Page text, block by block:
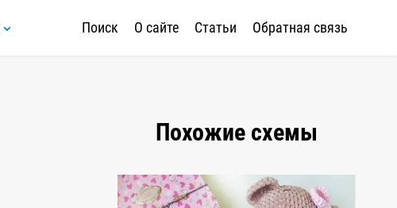
Поиск О сайте Статьи Обратная связь
Похожие схемы